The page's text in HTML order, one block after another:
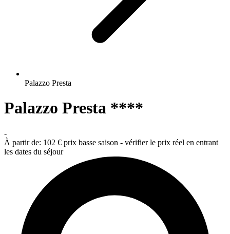
Palazzo Presta
Palazzo Presta ****
-
À partir de: 102 € prix basse saison - vérifier le prix réel en entrant
les dates du séjour